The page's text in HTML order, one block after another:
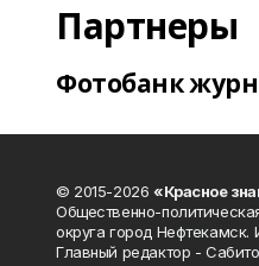
Партнеры
Фотобанк
© 2015-2026 «Красное
Общественно-
округа город Нефтекамск.
Главный редактор -